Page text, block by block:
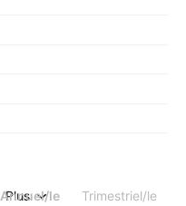
Annuel/le Trimestriel/le
Plus